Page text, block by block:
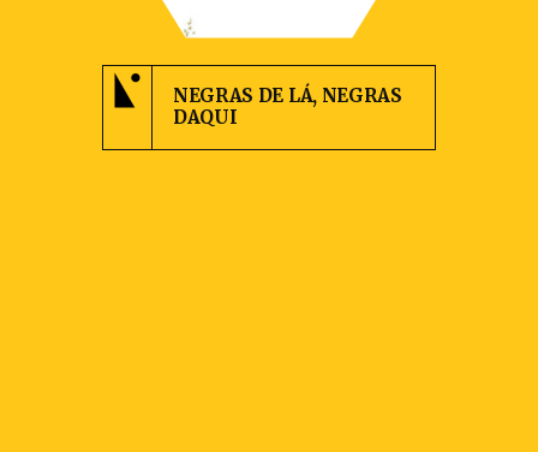
NEGRAS DE LÁ, NEGRAS
DAQUI